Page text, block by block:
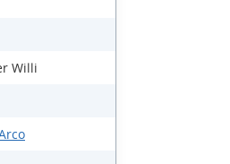
Willi